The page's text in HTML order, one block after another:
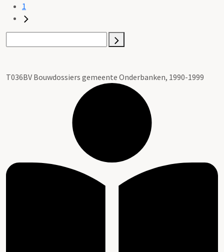
1
T036BV Bouwdossiers gemeente Onderbanken, 1990-1999